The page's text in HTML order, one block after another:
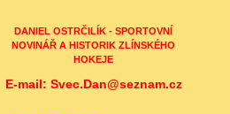
DANIEL OSTRČILÍK - SPORTOVNÍ
NOVINÁŘ A HISTORIK ZLÍNSKÉHO
HOKEJE
E-mail: Svec.Dan@seznam.cz